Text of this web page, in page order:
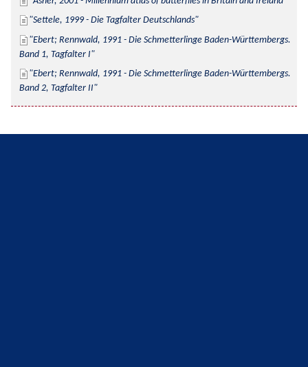
Settele, 1999 - Die Tagfalter Deutschlands
Ebert; Rennwald, 1991 - Die Schmetterlinge Baden-Württembergs.
Band 1, Tagfalter I
Ebert; Rennwald, 1991 - Die Schmetterlinge Baden-Württembergs.
Band 2, Tagfalter II